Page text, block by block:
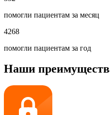
помогли пациентам за месяц
4268
помогли пациентам за год
Наши